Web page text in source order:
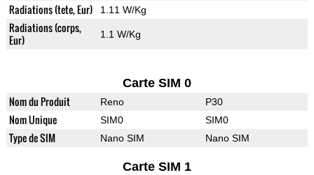
Radiations (tete, Eur) 1.11 W/Kg
Radiations (corps,
Eur)
1.1 W/Kg
Carte SIM 0
Nom du Produit Reno P30
Nom Unique SIM0 SIM0
Type de SIM Nano SIM Nano SIM
Carte SIM 1